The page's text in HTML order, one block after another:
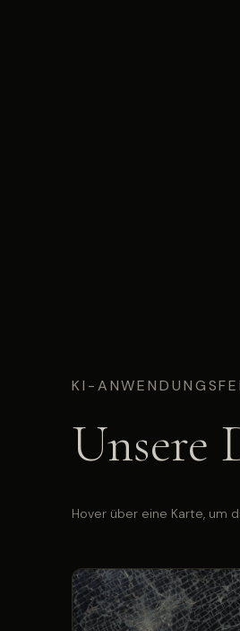
KI-
Unsere
Hover über eine Karte, um
Automatisierte